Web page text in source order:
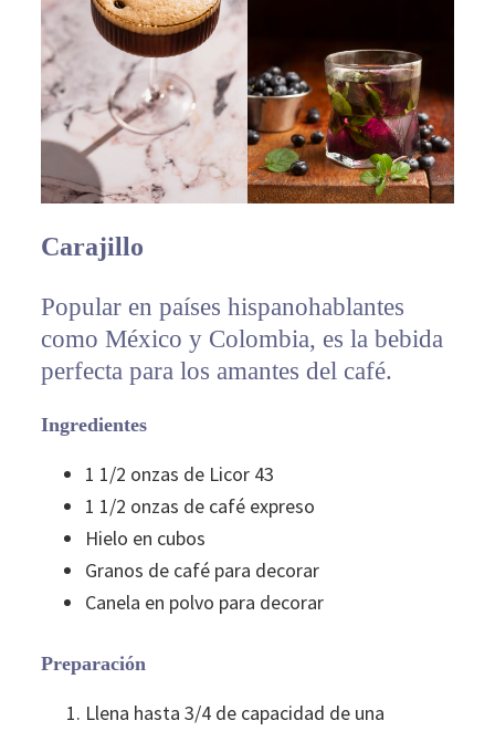
Carajillo
Popular en países hispanohablantes
como México y Colombia, es la bebida
perfecta para los amantes del café.
Ingredientes
1 1/2 onzas de Licor 43
1 1/2 onzas de café expreso
Hielo en cubos
Granos de café para decorar
Canela en polvo para decorar
Preparación
Llena hasta 3/4 de capacidad de una